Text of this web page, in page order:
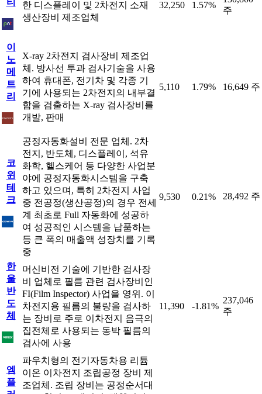
티
한 디스플레이 및 2차전지 소재
생산장비 제조업체
32,250 1.57%
주
이
노
메
트
리
X-ray 2차전지 검사장비 제조업
체. 방사선 투과 검사기술을 사용
하여 휴대폰, 전기차 및 각종 기
기에 사용되는 2차전지의 내부결
함을 검출하는 X-ray 검사장비를
개발, 판매
5,110 1.79% 16,649 주
코
윈
테
크
공정자동화설비 전문 업체. 2차
전지, 반도체, 디스플레이, 석유
화학, 헬스케어 등 다양한 사업분
야에 공정자동화시스템을 구축
하고 있으며, 특히 2차전지 사업
중 전공정(생산공정)의 경우 전세
계 최초로 Full 자동화에 성공하
여 성공적인 시스템을 납품하는
등 큰 폭의 매출액 성장치를 기록
중
9,530 0.21% 28,492 주
한
울
반
도
체
머신비전 기술에 기반한 검사장
비 업체로 필름 관련 검사장비인
FI(Film Inspector) 사업을 영위. 이
차전지용 필름의 불량을 검사하
는 장비로 주로 이차전지 음극의
집전체로 사용되는 동박 필름의
검사에 사용
11,390 -1.81%
237,046
주
엠
플
파우치형의 전기자동차용 리튬
이온 이차전지 조립공정 장비 제
조업체. 조립 장비는 공정순서대